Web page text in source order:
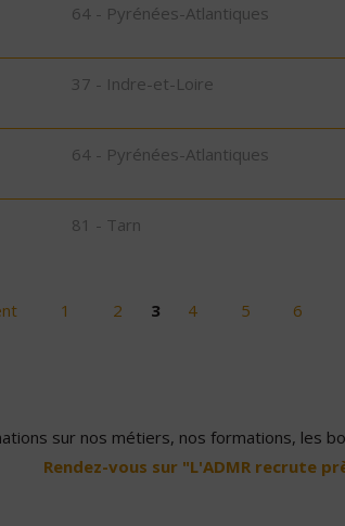
64 - Pyrénées-Atlantiques
37 - Indre-et-Loire
64 - Pyrénées-Atlantiques
81 - Tarn
1 2 3 4 5 6
sur nos métiers, nos formations, les
Rendez-vous sur "L'ADMR recrute